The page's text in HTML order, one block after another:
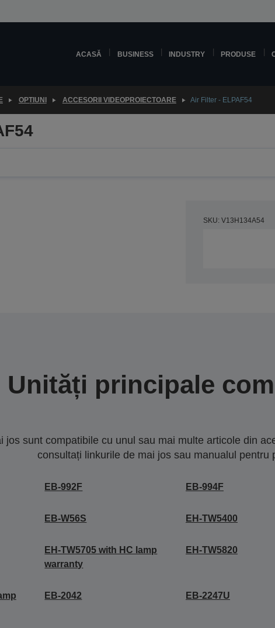
ACASĂ BUSINESS INDUSTRY PRODUSE
OPȚIUNI ACCESORII VIDEOPROIECTOARE Air Filter - ELPAF54
SKU: V13H134A54
Unități principale
jos sunt compatibile cu unul sau mai multe articole din
consultați linkurile de mai jos sau manualul pentru
EB-992F EB-994F
EB-W56S EH-TW5400
EH-TW5705 with HC lamp
warranty
EH-TW5820
EB-2042 EB-2247U